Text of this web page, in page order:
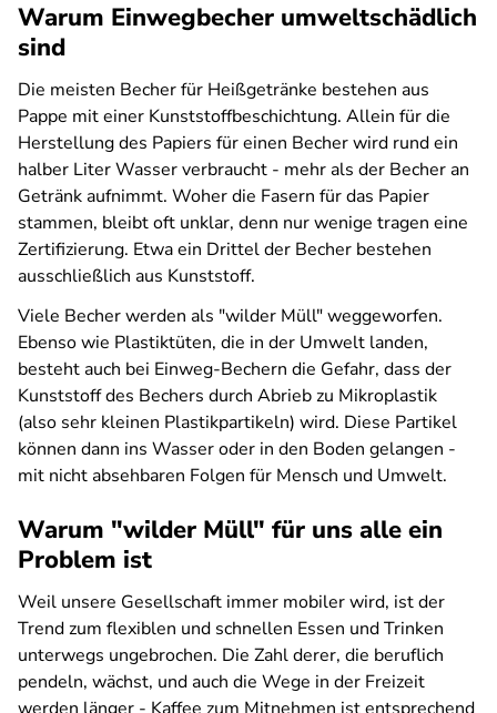
Warum Einwegbecher umweltschädlich
sind
Die meisten Becher für Heißgetränke bestehen aus
Pappe mit einer Kunststoffbeschichtung. Allein für die
Herstellung des Papiers für einen Becher wird rund ein
halber Liter Wasser verbraucht - mehr als der Becher an
Getränk aufnimmt. Woher die Fasern für das Papier
stammen, bleibt oft unklar, denn nur wenige tragen eine
Zertifizierung. Etwa ein Drittel der Becher bestehen
ausschließlich aus Kunststoff.
Viele Becher werden als "wilder Müll" weggeworfen.
Ebenso wie Plastiktüten, die in der Umwelt landen,
besteht auch bei Einweg-Bechern die Gefahr, dass der
Kunststoff des Bechers durch Abrieb zu Mikroplastik
(also sehr kleinen Plastikpartikeln) wird. Diese Partikel
können dann ins Wasser oder in den Boden gelangen -
mit nicht absehbaren Folgen für Mensch und Umwelt.
Warum "wilder Müll" für uns alle ein
Problem ist
Weil unsere Gesellschaft immer mobiler wird, ist der
Trend zum flexiblen und schnellen Essen und Trinken
unterwegs ungebrochen. Die Zahl derer, die beruflich
pendeln, wächst, und auch die Wege in der Freizeit